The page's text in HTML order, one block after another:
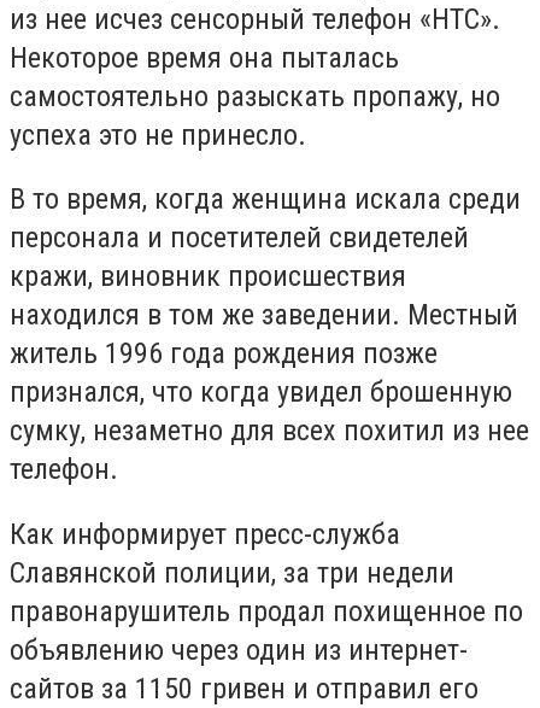
из нее исчез сенсорный телефон «HTC».
Некоторое время она пыталась
самостоятельно разыскать пропажу, но
успеха это не принесло.
В то время, когда женщина искала среди
персонала и посетителей свидетелей
кражи, виновник происшествия
находился в том же заведении. Местный
житель 1996 года рождения позже
признался, что когда увидел брошенную
сумку, незаметно для всех похитил из нее
телефон.
Как информирует пресс-служба
Славянской полиции, за три недели
правонарушитель продал похищенное по
объявлению через один из интернет-
сайтов за 1150 гривен и отправил его